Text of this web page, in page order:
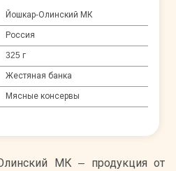
МК – продукция от
Йошкар-Олинский МК
Россия
325 г
Жестяная банка
Мясные консервы